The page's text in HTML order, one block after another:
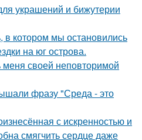
украшений и бижутерии
в котором мы остановились
на юг острова.
меня своей неповторимой
фразу "Среда - это
с искренностью и
смягчить сердце даже